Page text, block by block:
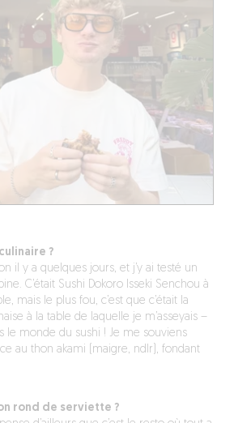
?
il y a quelques jours, et j’y ai testé un
C’était Sushi Dokoro Isseki Senchou à
mais le plus fou, c’est que c’était la
à la table de laquelle je m’asseyais –
le monde du sushi ! Je me souviens
au thon akami (maigre, ndlr), fondant
rond de serviette ?